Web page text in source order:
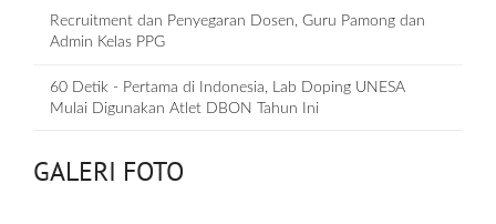
Recruitment dan Penyegaran Dosen, Guru Pamong dan
Admin Kelas PPG
60 Detik - Pertama di Indonesia, Lab Doping UNESA
Mulai Digunakan Atlet DBON Tahun Ini
GALERI FOTO